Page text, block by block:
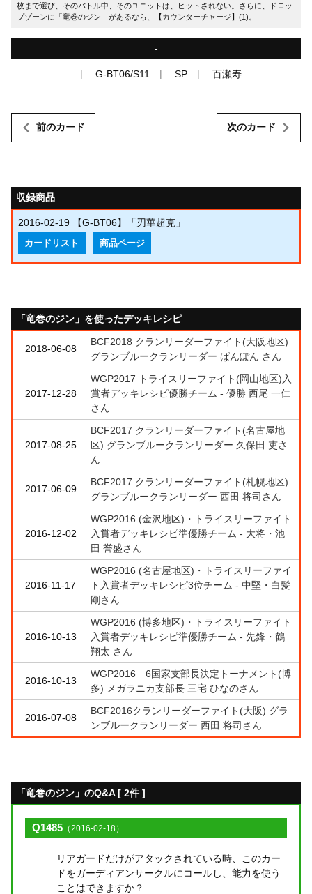
枚まで選び、そのバトル中、そのユニットは、ヒットされない。さらに、ドロッ
プゾーンに「竜巻のジン」があるなら、【カウンターチャージ】(1)。
-
G-BT06/S11 SP 百瀬寿
前のカード 次のカード
収録商品
2016-02-19 【G-BT06】「刃華超克」
カードリスト 商品ページ
「竜巻のジン」を使ったデッキレシピ
2018-06-08
BCF2018 クランリーダーファイト(大阪地区)
グランブルークランリーダー ぱんぽん さん
2017-12-28
WGP2017 トライスリーファイト(岡山地区)入
賞者デッキレシピ優勝チーム - 優勝 西尾 一仁
さん
2017-08-25
BCF2017 クランリーダーファイト(名古屋地
区) グランブルークランリーダー 久保田 吏さ
ん
2017-06-09
BCF2017 クランリーダーファイト(札幌地区)
グランブルークランリーダー 西田 将司さん
2016-12-02
WGP2016 (金沢地区)・トライスリーファイト
入賞者デッキレシピ準優勝チーム - 大将・池
田 誉盛さん
2016-11-17
WGP2016 (名古屋地区)・トライスリーファイ
ト入賞者デッキレシピ3位チーム - 中堅・白髪
剛さん
2016-10-13
WGP2016 (博多地区)・トライスリーファイト
入賞者デッキレシピ準優勝チーム - 先鋒・鶴
翔太 さん
2016-10-13
WGP2016 6国家支部長決定トーナメント(博
多) メガラニカ支部長 三宅 ひなのさん
2016-07-08
BCF2016クランリーダーファイト(大阪) グラ
ンブルークランリーダー 西田 将司さん
「竜巻のジン」のQ&A [ 2件 ]
Q1485 （2016-02-18）
リアガードだけがアタックされている時、このカー
ドをガーディアンサークルにコールし、能力を使う
ことはできますか？